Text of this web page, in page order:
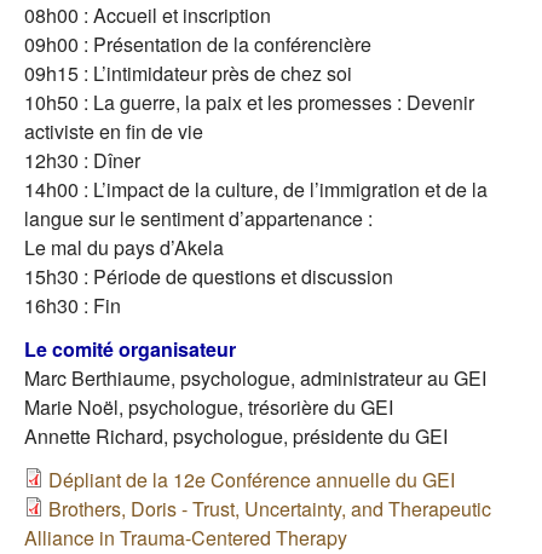
08h00 : Accueil et inscription
09h00 : Présentation de la conférencière
09h15 : L’intimidateur près de chez soi
10h50 : La guerre, la paix et les promesses : Devenir
activiste en fin de vie
12h30 : Dîner
14h00 : L’impact de la culture, de l’immigration et de la
langue sur le sentiment d’appartenance :
Le mal du pays d’Akela
15h30 : Période de questions et discussion
16h30 : Fin
Le comité organisateur
Marc Berthiaume, psychologue, administrateur au GEI
Marie Noël, psychologue, trésorière du GEI
Annette Richard, psychologue, présidente du GEI
Dépliant de la 12e Conférence annuelle du GEI
Brothers, Doris - Trust, Uncertainty, and Therapeutic
Alliance in Trauma-Centered Therapy